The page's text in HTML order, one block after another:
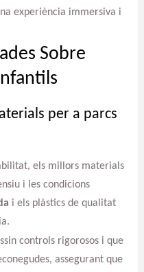
experiència immersiva i
Sobre
per a parcs
els millors materials
i les condicions
i els plàstics de qualitat
controls rigorosos i que
assegurant que